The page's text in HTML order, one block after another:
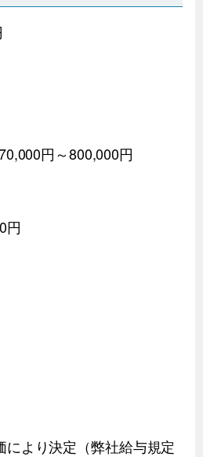
円～800,000円
円
より決定（弊社給与規定